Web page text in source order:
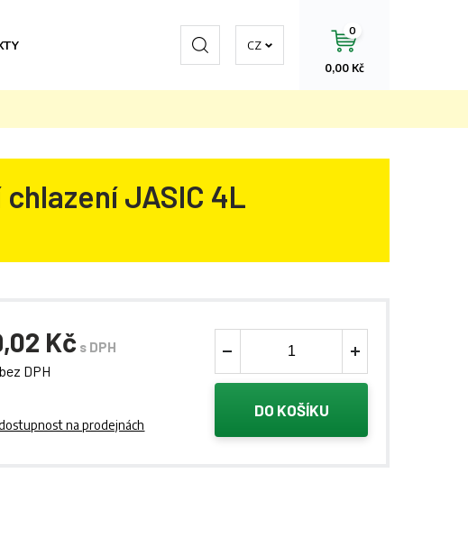
0,00 Kč
0
CZHledat
chlazení JASIC 4L
Kč s DPH
DPH
na prodejnách
DO KOŠÍKU